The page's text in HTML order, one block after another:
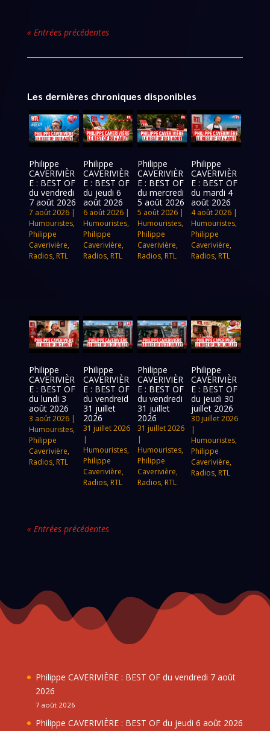
« Entrées précédentes
Les dernières chroniques disponibles
Philippe
CAVERIVIÈR
E : BEST OF
du vendredi
7 août 2026
7 août 2026 |
Humouristes,
Philippe
Caverivière,
Radios, RTL
Philippe
CAVERIVIÈR
E : BEST OF
du jeudi 6
août 2026
6 août 2026|
Humouristes,
Philippe
Caverivière,
Radios, RTL
Philippe
CAVERIVIÈR
E : BEST OF
du mercredi
5 août 2026
5 août 2026|
Humouristes,
Philippe
Caverivière,
Radios, RTL
Philippe
CAVERIVIÈR
E : BEST OF
du mardi 4
août 2026
4 août 2026 |
Humouristes,
Philippe
Caverivière,
Radios, RTL
Philippe
CAVERIVIÈR
E : BEST OF
du lundi 3
août 2026
3 août 2026 |
Humouristes,
Philippe
Caverivière,
Radios, RTL
Philippe
CAVERIVIÈR
E : BEST OF
du vendreid
31 juillet
2026
31 juillet 2026
|
Humouristes,
Philippe
Caverivière,
Radios, RTL
Philippe
CAVERIVIÈR
E : BEST OF
du vendredi
31 juillet
2026
31 juillet 2026
|
Humouristes,
Philippe
Caverivière,
Radios, RTL
Philippe
CAVERIVIÈR
E : BEST OF
du jeudi 30
juillet 2026
30 juillet 2026
|
Humouristes,
Philippe
Caverivière,
Radios, RTL
« Entrées précédentes
Philippe CAVERIVIÈRE : BEST OF du vendredi 7 août
2026
7 août 2026
Philippe CAVERIVIÈRE : BEST OF du jeudi 6 août 2026